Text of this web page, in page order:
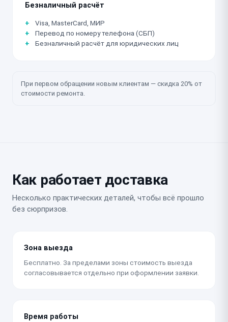
Безналичный расчёт
Visa, MasterCard, МИР
Перевод по номеру телефона (СБП)
Безналичный расчёт для юридических лиц
При первом обращении новым клиентам — скидка 20% от
стоимости ремонта.
Как работает доставка
Несколько практических деталей, чтобы всё прошло
без сюрпризов.
Зона выезда
Бесплатно. За пределами зоны стоимость выезда
согласовывается отдельно при оформлении заявки.
Время работы